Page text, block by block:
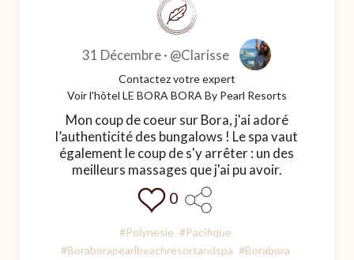
31 Décembre · @Clarisse
Contactez votre expert
Voir l'hôtel LE BORA BORA By Pearl Resorts
Mon coup de coeur sur Bora, j'ai adoré
l’authenticité des bungalows ! Le spa vaut
également le coup de s'y arrêter : un des
meilleurs massages que j'ai pu avoir.
0
#Polynesie #Pacifique
#Boraborapearlbeachresortandspa #Borabora